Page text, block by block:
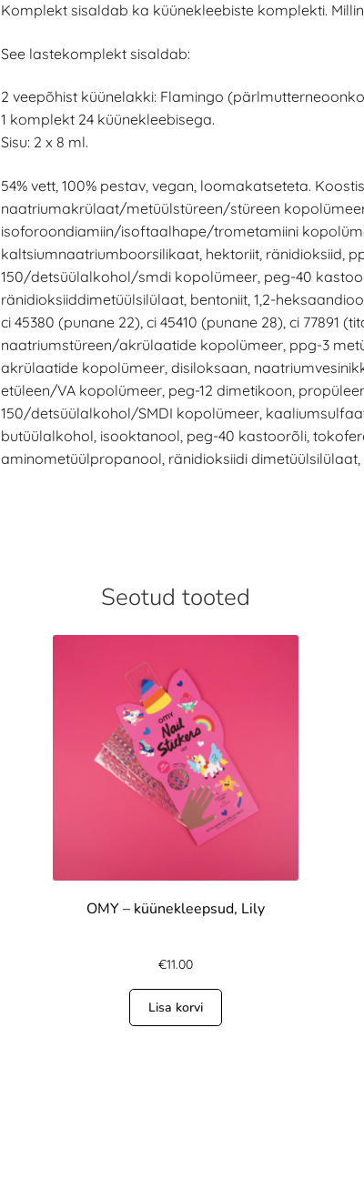
Komplekt sisaldab ka küünekleebiste komplekti.
See lastekomplekt sisaldab:
2 veepõhist küünelakki: Flamingo
1 komplekt 24 küünekleebisega.
Sisu: 2 x 8 ml.
54% vett, 100% pestav, vegan, loomakatseteta.
naatriumakrülaat/metüülstüreen/stüreen
isoforoondiamiin/isoftaalhape/trometamiini
kaltsiumnaatriumboorsilikaat, hektoriit, ränidioksiid,
150/detsüülalkohol/smdi kopolümeer, peg-40
ränidioksiiddimetüülsilülaat, bentoniit, 1,2-
ci 45380 (punane 22), ci 45410 (punane 28), ci 77891
naatriumstüreen/akrülaatide kopolümeer, ppg-3
akrülaatide kopolümeer, disiloksaan,
etüleen/VA kopolümeer, peg-12 dimetikoon,
150/detsüülalkohol/SMDI kopolümeer,
butüülalkohol, isooktanool, peg-40 kastoorõli,
aminometüülpropanool, ränidioksiidi dimetüülsilülaat,
Seotud tooted
OMY – küünekleepsud, Lily
€11.00
Lisa korvi